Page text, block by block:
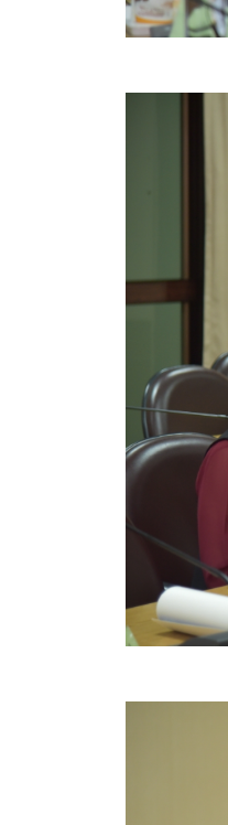
รายงานรายรับร
รายงานการติด
Document
แบบฟอร์มบริหาร
รายงานตรวจสอบภ
รายงานเครื่องจัก
ศูนย์อำนวยการ
งานแผนการบริห